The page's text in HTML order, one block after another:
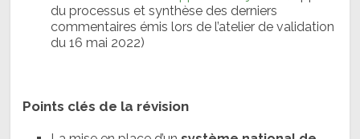
du processus et synthèse des derniers
commentaires émis lors de l’atelier de validation
du 16 mai 2022)
Points clés de la révision